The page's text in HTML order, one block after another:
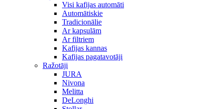
Visi kafijas automāti
Automātiskie
Tradicionālie
Ar kapsulām
Ar filtriem
Kafijas kannas
Kafijas pagatavotāji
Ražotāji
JURA
Nivona
Melitta
DeLonghi